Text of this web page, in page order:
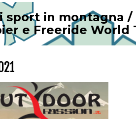
sport in montagna /
e Freeride World